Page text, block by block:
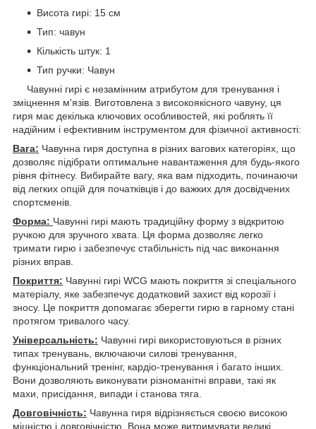
Висота гирі: 15 см
Тип: чавун
Кількість штук: 1
Тип ручки: Чавун
Чавунні гирі є незамінним атрибутом для тренування і
зміцнення м'язів. Виготовлена з високоякісного чавуну, ця
гиря має декілька ключових особливостей, які роблять її
надійним і ефективним інструментом для фізичної активності:
Вага: Чавунна гиря доступна в різних вагових категоріях, що
дозволяє підібрати оптимальне навантаження для будь-якого
рівня фітнесу. Вибирайте вагу, яка вам підходить, починаючи
від легких опцій для початківців і до важких для досвідчених
спортсменів.
Форма: Чавунні гирі мають традиційну форму з відкритою
ручкою для зручного хвата. Ця форма дозволяє легко
тримати гирю і забезпечує стабільність під час виконання
різних вправ.
Покриття: Чавунні гирі WCG мають покриття зі спеціального
матеріалу, яке забезпечує додатковий захист від корозії і
зносу. Це покриття допомагає зберегти гирю в гарному стані
протягом тривалого часу.
Універсальність: Чавунні гирі використовуються в різних
типах тренувань, включаючи силові тренування,
функціональний тренінг, кардіо-тренування і багато інших.
Вони дозволяють виконувати різноманітні вправи, такі як
махи, присідання, випади і станова тяга.
Довговічність: Чавунна гиря відрізняється своєю високою
міцністю і довговічністю. Вона може витримувати великі